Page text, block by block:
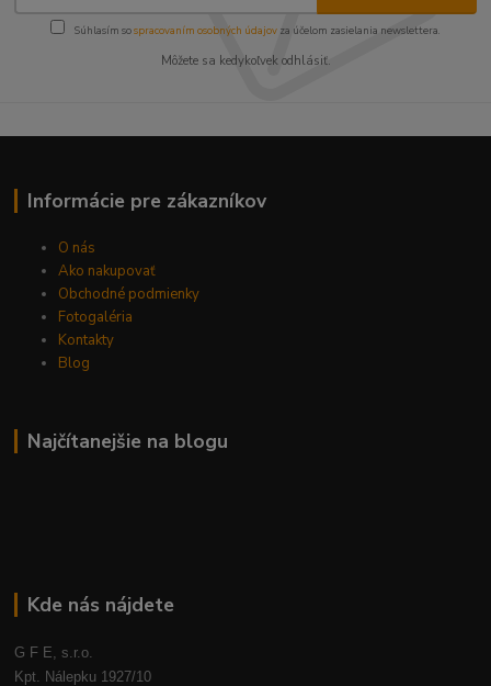
Súhlasím sospracovaním osobných údajov za účelom zasielania newslettera.
Môžete sa kedykoľvek odhlásiť.
Informácie pre zákazníkov
O nás
Ako nakupovať
Obchodné podmienky
Fotogaléria
Kontakty
Blog
Najčítanejšie na blogu
Kde nás nájdete
G F E, s.r.o.
Kpt. Nálepku 1927/10